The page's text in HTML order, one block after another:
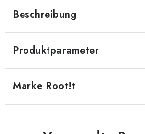
Beschreibung
Produktparameter
Marke Root!t